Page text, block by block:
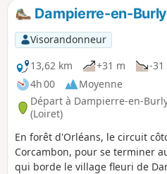
Dampierre-en-
Visorandonneur
13,62 km
+31 m
-31
4h 00
Moyenne
Départ à Dampierre-en-
(Loiret)
En forêt d'Orléans, le circuit
Corcambon, pour se terminer
qui borde le village fleuri de